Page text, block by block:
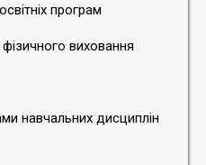
програм
виховання
навчальних дисциплін